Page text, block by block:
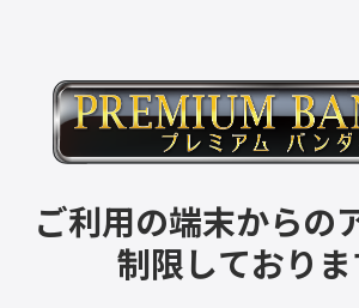
ご利用の端末からの
制限しておりま